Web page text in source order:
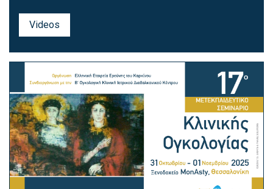
Videos